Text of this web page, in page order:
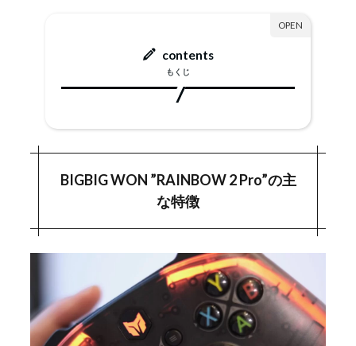
contents
もくじ
1.
BIGBIG WON ”RAINBOW 2 Pro”レビュー
BIGBIG WON ”RAINBOW 2 Pro”の主な製品仕
BIGBIG WON ”RAINBOW 2 Pro”の外観・デザ
イン
2-3.BIGBIG WON ”RAINBOW 2 Pro”サイズ感・重
さ
BIGBIG WON ”RAINBOW 2 Pro”の主
な特徴